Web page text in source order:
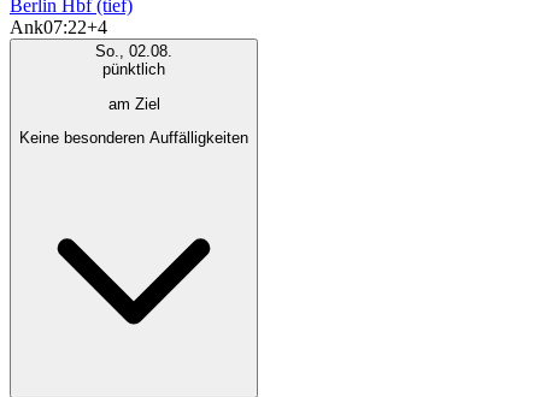
Berlin Hbf (tief)
Ank07:22+4
So., 02.08.
pünktlich
am Ziel
Keine besonderen Auffälligkeiten